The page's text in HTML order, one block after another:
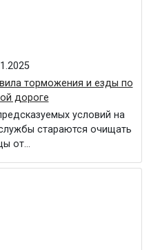
торможения и езды по
дороге
условий на
стараются очищать
от…